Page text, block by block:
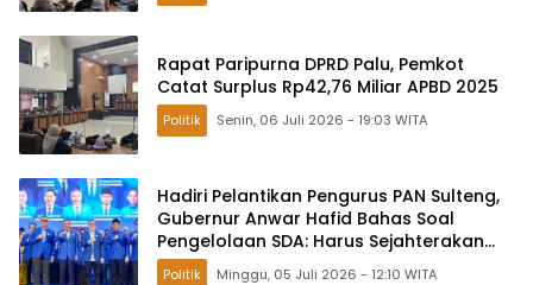
Rapat Paripurna DPRD Palu, Pemkot
Catat Surplus Rp42,76 Miliar APBD 2025
Politik Senin, 06 Juli 2026 - 19:03 WITA
Hadiri Pelantikan Pengurus PAN Sulteng,
Gubernur Anwar Hafid Bahas Soal
Pengelolaan SDA: Harus Sejahterakan
Masyarakat
Politik Minggu, 05 Juli 2026 - 12:10 WITA